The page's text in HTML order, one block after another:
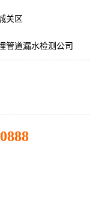
关区
管道漏水检测公司